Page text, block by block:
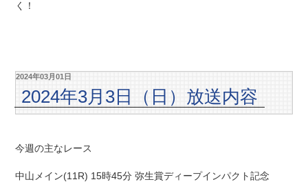
く！
2024年03月01日
2024年3月3日（日）放送内容
今週の主なレース
中山メイン(11R) 15時45分 弥生賞ディープインパクト記念